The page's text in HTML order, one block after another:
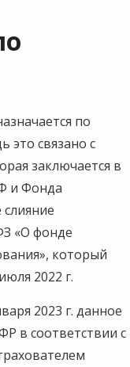
по
это связано с
заключается в
и Фонда
«О фонде
который
2022 г.
2023 г. данное
в соответствии с